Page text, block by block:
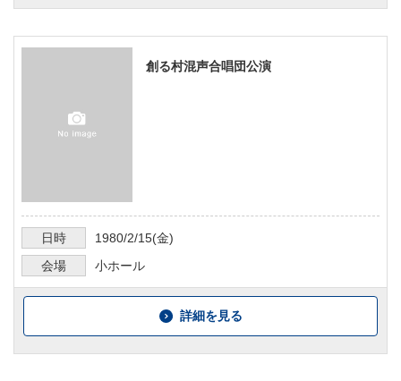
創る村混声合唱団公演
日時 1980/2/15(金)
会場
小ホール
詳細を見る